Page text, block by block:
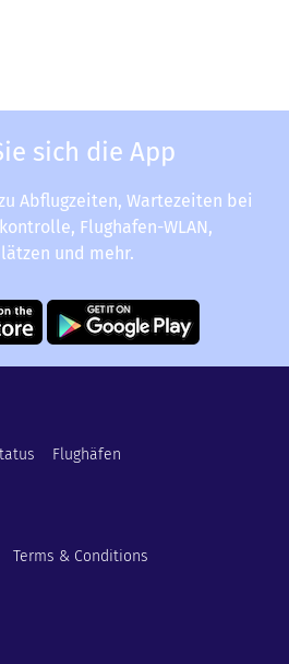
sich die App
Abflugzeiten, Wartezeiten bei
Flughafen-WLAN,
und mehr.
Flughäfen
Terms & Conditions